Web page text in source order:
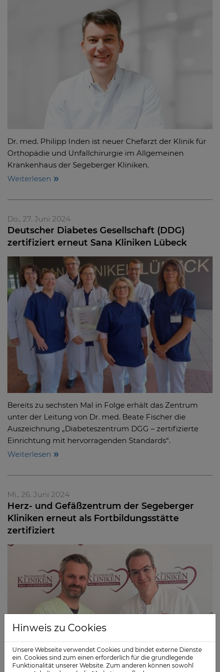
Dr. med. Philipp Inden ist neuer Chefarzt der Klinik für
Orthopädie und Unfallchirurgie im Allgemeinen
Krankenhaus der Segeberger Kliniken.
Weiterlesen
Do., 27. Juni 2024
Deutscher Diabetes Gesellschaft (DDG)
zertifiziert erneut Sana Kliniken Lübeck
Bereits zu sechsten Mal in Folge erhält das Zentrum
unter der Leitung von Dr. med. Beate Fischer die
Auszeichnung „Diabeteszentrum DGG – zertifizierte
Einrichtung mit hervorragenden Standards“.
Weiterlesen
Mi., 26. Juni 2024
Herz- und Gefäßzentrum der Segeberger
Kliniken erneut als Fortbildungsstätte
zertifiziert
Hinweis zu Cookies
Unsere Webseite verwendet Cookies und bindet externe Dienste
ein. Cookies sind zum einen erforderlich für die grundlegende
Funktionalität unserer Website. Zum anderen können sowohl